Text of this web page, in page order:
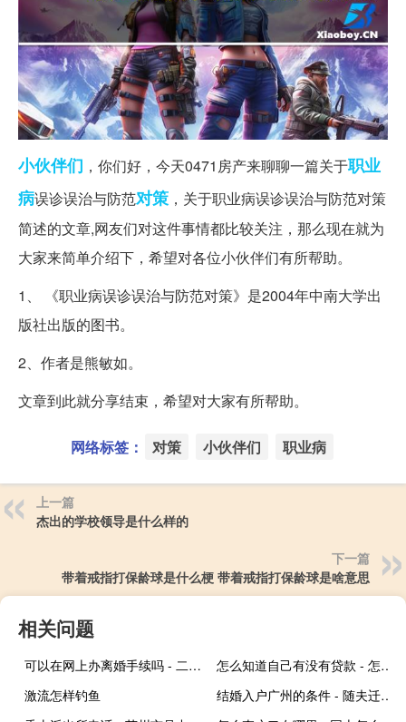
小伙伴们 ，你们好，今天0471房产来聊聊一篇关于职业
病误诊误治与防范对策 ，关于职业病误诊误治与防范对策
简述的文章,网友们对这件事情都比较关注，那么现在就为
大家来简单介绍下，希望对各位小伙伴们有所帮助。
1、 《职业病误诊误治与防范对策》是2004年中南大学出
版社出版的图书。
2、作者是熊敏如。
文章到此就分享结束，希望对大家有所帮助。
网络标签： 对策 小伙伴们 职业病
上一篇
杰出的学校领导是什么样的
下一篇
带着戒指打保龄球是什么梗 带着戒指打保龄球是啥意思
相关问题
可以在网上办离婚手续吗 - 二婚怎么领证不被发现
怎么知道自己有没有贷款 - 怎么查自己的身份证被贷款了
激流怎样钓鱼
结婚入户广州的条件 - 随夫迁入广州户口条件